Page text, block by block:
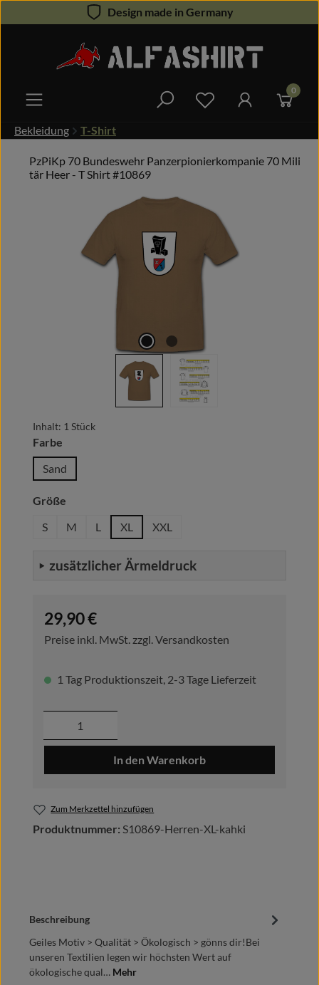
Zum Hauptinhalt springenDesign made in Germany
Du hast 0 0
Bekleidung T-Shirt
PzPiKp 70 Bundeswehr Panzerpionierkompanie 70 Mili
tär Heer - T Shirt #10869
Bildergalerie überspringen
Inhalt: 1 Stück
Farbe
Sand
Größe
S
M L XL XXL
zusätzlicher Ärmeldruck
Regulärer Preis:
29,90 €
Preise inkl. MwSt. zzgl. Versandkosten
1 Tag Produktionszeit, 2-3 Tage Lieferzeit
Produkt Anzahl: Gib den gewünschten
In den Warenkorb
Zum Merkzettel hinzufügen
Produktnummer: S10869-Herren-XL-kahki
Beschreibung
Geiles Motiv > Qualität > Ökologisch > gönns dir!Bei
unseren Textilien legen wir höchsten Wert auf
ökologische qual… Mehr